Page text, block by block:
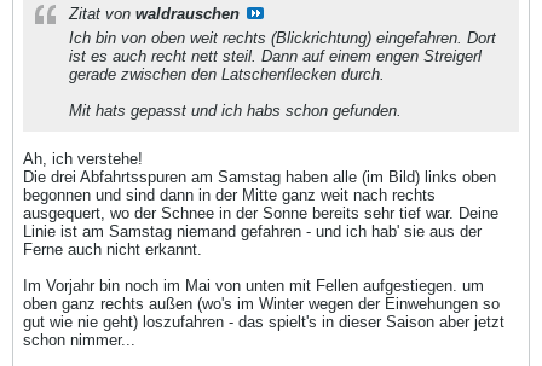
Zitat von waldrauschen
Ich bin von oben weit rechts (Blickrichtung) eingefahren. Dort
ist es auch recht nett steil. Dann auf einem engen Streigerl
gerade zwischen den Latschenflecken durch.
Mit hats gepasst und ich habs schon gefunden.
Ah, ich verstehe!
Die drei Abfahrtsspuren am Samstag haben alle (im Bild) links oben
begonnen und sind dann in der Mitte ganz weit nach rechts
ausgequert, wo der Schnee in der Sonne bereits sehr tief war. Deine
Linie ist am Samstag niemand gefahren - und ich hab' sie aus der
Ferne auch nicht erkannt.
Im Vorjahr bin noch im Mai von unten mit Fellen aufgestiegen. um
oben ganz rechts außen (wo's im Winter wegen der Einwehungen so
gut wie nie geht) loszufahren - das spielt's in dieser Saison aber jetzt
schon nimmer...